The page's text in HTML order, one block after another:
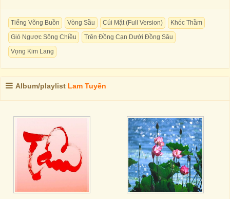
Tiếng Võng Buồn Vòng Sầu Cúi Mặt (Full Version)
Khóc Thầm
Gió Ngược Sông Chiều
Trên Đồng Cạn Dưới Đồng Sâu
Vọng Kim Lang
Album/playlist Lam Tuyền